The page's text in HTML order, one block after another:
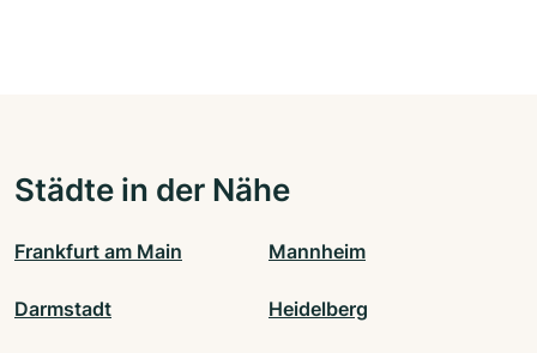
Städte in der Nähe
Frankfurt am Main Mannheim
Darmstadt Heidelberg